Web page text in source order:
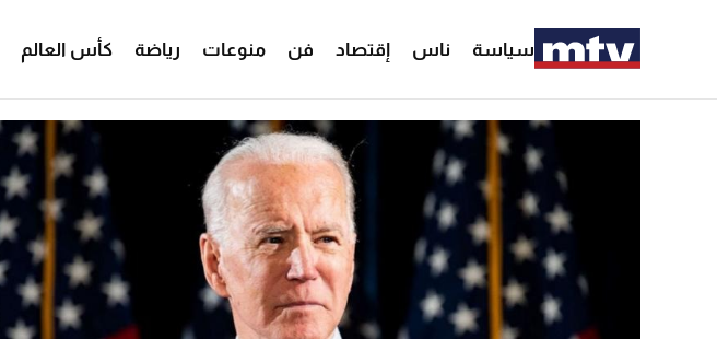
سياسة ناس إقتصاد فن منوعات رياضة كأس العالم